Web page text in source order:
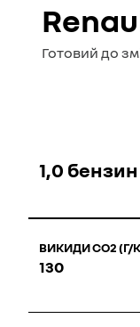
Готовий до
1,0
ВИКИДИ СО2
130